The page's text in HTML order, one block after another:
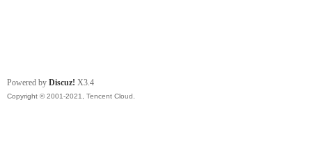
Powered by Discuz! X3.4
Copyright © 2001-2021, Tencent Cloud.